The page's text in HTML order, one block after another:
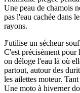
Une peau de chamois
pas l'eau cachée dans
rayons.
J'utilise un sécheur
C'est précisément pour
on déloge l'eau là où
partout, autour des
les ailettes moteur.
Une moto à hiverner